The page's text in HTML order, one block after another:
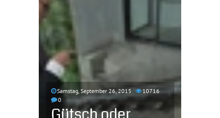
Samstag, September 26, 2015
10716
0